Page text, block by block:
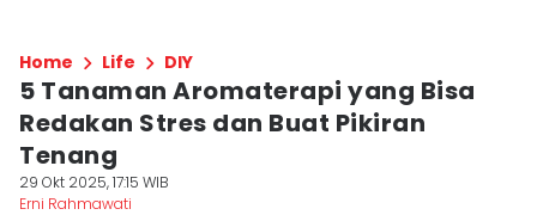
Home Life DIY
5 Tanaman Aromaterapi yang Bisa
Redakan Stres dan Buat Pikiran
Tenang
29 Okt 2025, 17:15 WIB
Erni Rahmawati